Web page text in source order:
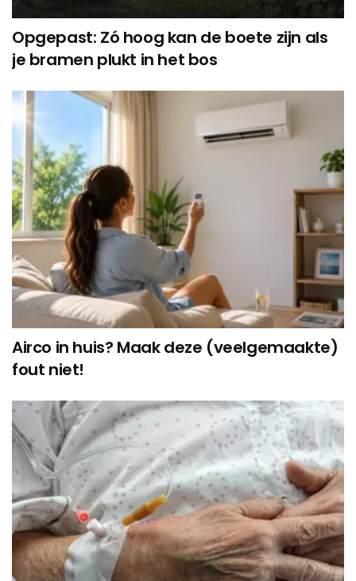
Opgepast: Zó hoog kan de boete zijn als
je bramen plukt in het bos
Airco in huis? Maak deze (veelgemaakte)
fout niet!